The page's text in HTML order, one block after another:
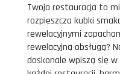
Twoja restauracja to
rozpieszcza kubki
rewelacyjnymi
rewelacyjną obsługą?
doskonale wpiszą się